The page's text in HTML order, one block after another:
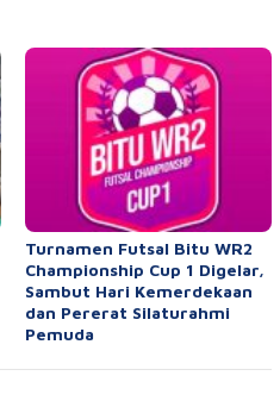
Turnamen Futsal Bitu WR2
Championship Cup 1 Digelar,
Sambut Hari Kemerdekaan
dan Pererat Silaturahmi
Pemuda